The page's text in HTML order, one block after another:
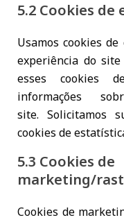
5.2 Cookies de
Usamos cookies
experiência do
esses cookies
informações
site. Solicitamos
cookies de
5.3 Cookies de
marketing/
Cookies de